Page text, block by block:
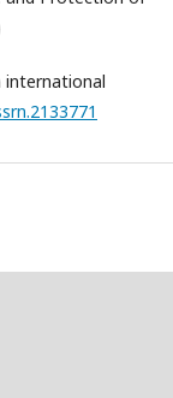
international